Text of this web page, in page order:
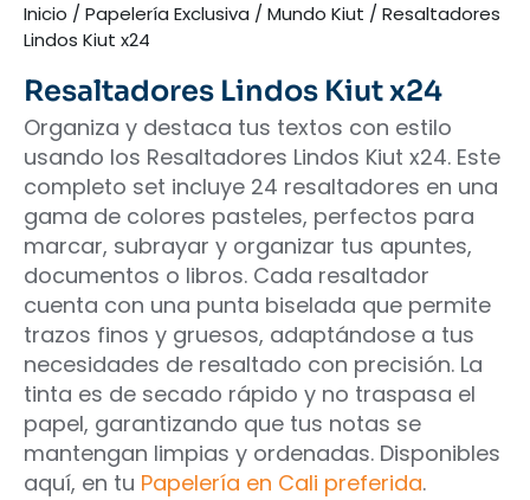
Inicio / Papelería Exclusiva / Mundo Kiut / Resaltadores
Lindos Kiut x24
Resaltadores Lindos Kiut x24
Organiza y destaca tus textos con estilo
usando los Resaltadores Lindos Kiut x24. Este
completo set incluye 24 resaltadores en una
gama de colores pasteles, perfectos para
marcar, subrayar y organizar tus apuntes,
documentos o libros. Cada resaltador
cuenta con una punta biselada que permite
trazos finos y gruesos, adaptándose a tus
necesidades de resaltado con precisión. La
tinta es de secado rápido y no traspasa el
papel, garantizando que tus notas se
mantengan limpias y ordenadas. Disponibles
aquí, en tu Papelería en Cali preferida.